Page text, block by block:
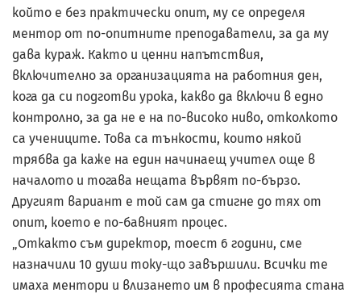
който е без практически опит, му се определя
ментор от по-опитните преподаватели, за да му
дава кураж. Както и ценни напътствия,
включително за организацията на работния ден,
кога да си подготви урока, какво да включи в едно
контролно, за да не е на по-високо ниво, отколкото
са учениците. Това са тънкости, които някой
трябва да каже на един начинаещ учител още в
началото и тогава нещата вървят по-бързо.
Другият вариант е той сам да стигне до тях от
опит, което е по-бавният процес.
„Откакто съм директор, тоест 6 години, сме
назначили 10 души току-що завършили. Всички те
имаха ментори и влизането им в професията стана